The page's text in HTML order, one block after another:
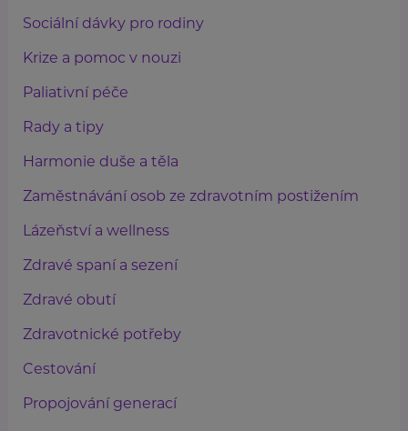
Sociální dávky pro rodiny
Krize a pomoc v nouzi
Paliativní péče
Rady a tipy
Harmonie duše a těla
Zaměstnávání osob ze zdravotním postižením
Lázeňství a wellness
Zdravé spaní a sezení
Zdravé obutí
Zdravotnické potřeby
Cestování
Propojování generací